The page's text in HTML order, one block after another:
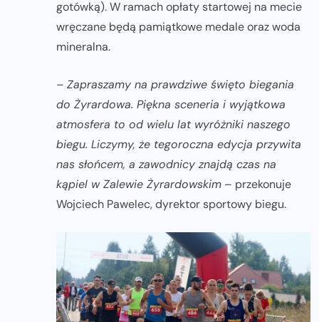
gotówką). W ramach opłaty startowej na mecie
wręczane będą pamiątkowe medale oraz woda
mineralna.
– Zapraszamy na prawdziwe święto biegania
do Żyrardowa. Piękna sceneria i wyjątkowa
atmosfera to od wielu lat wyróżniki naszego
biegu. Liczymy, że tegoroczna edycja przywita
nas słońcem, a zawodnicy znajdą czas na
kąpiel w Zalewie Żyrardowskim – przekonuje
Wojciech Pawelec, dyrektor sportowy biegu.